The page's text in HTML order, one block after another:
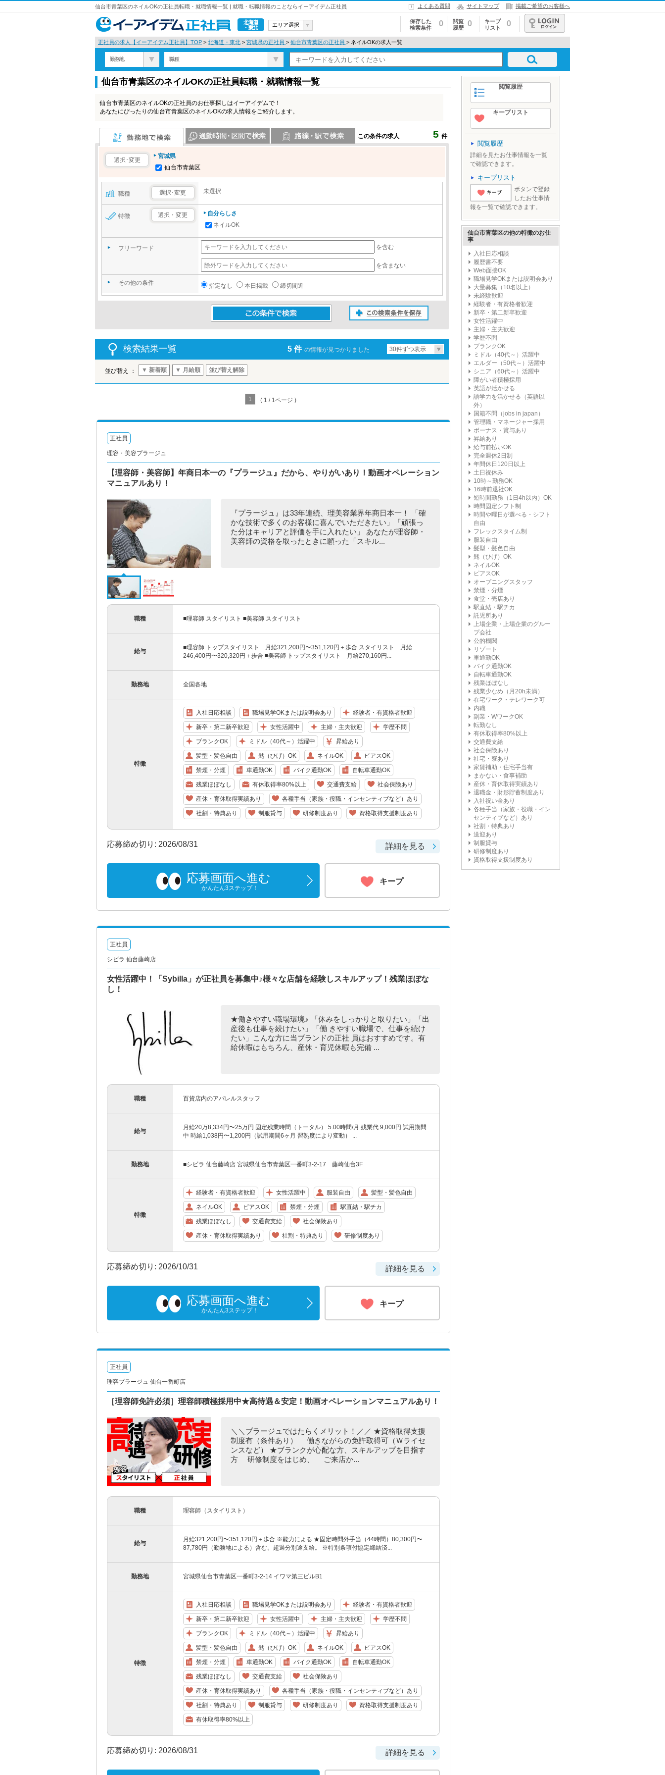
仙台市青葉区のネイルOKの正社員転職・就職情報一覧 | 就職・転職情報のことならイーアイデム正社員 よくある質問 サイトマップ 掲載ご希望のお客様へ
北海道・東
北
エリア選択
保存した
検索条件
0
閲覧
履歴
0
キープ
リスト
0
ログイン
正社員の求人【イーアイデム正社員】TOP > 北海道・東北 > 宮城県の正社員 > 仙台市青葉区の正社員 > ネイルOKの求人一覧
勤務地 職種
仙台市青葉区のネイルOKの正社員転職・就職情報一覧
仙台市青葉区のネイルOKの正社員のお仕事探しはイーアイデムで！
あなたにぴったりの仙台市青葉区のネイルOKの求人情報をご紹介します。
この条件の求人 5 件
選択･変更
宮城県
仙台市青葉区
職種 選択･変更 未選択
特徴 選択・変更
自分らしさ
ネイルOK
フリーワード を含む
を含まない
その他の条件 指定なし 本日掲載 締切間近
検索結果一覧 5 件 の情報が見つかりました 30件ずつ表示
並び替え ： ▼ 新着順 ▼ 月給順 並び替え解除
1 ( 1 / 1ページ )
正社員
理容・美容プラージュ
【理容師・美容師】年商日本一の『プラージュ』だから、やりがいあり！動画オペレーション
マニュアルあり！
『プラージュ』は33年連続、理美容業界年商日本一！ 「確
かな技術で多くのお客様に喜んでいただきたい」「頑張っ
た分はキャリアと評価を手に入れたい」 あなたが理容師・
美容師の資格を取ったときに願った「スキル...
職種 ■理容師 スタイリスト ■美容師 スタイリスト
給与
■理容師 トップスタイリスト 月給321,200円〜351,120円＋歩合 スタイリスト 月給
246,400円〜320,320円＋歩合 ■美容師 トップスタイリスト 月給270,160円...
勤務地 全国各地
特徴
入社日応相談 職場見学OKまたは説明会あり 経験者・有資格者歓迎
新卒・第二新卒歓迎 女性活躍中 主婦・主夫歓迎 学歴不問
ブランクOK ミドル（40代～）活躍中 昇給あり
髪型・髪色自由 髭（ひげ）OK ネイルOK ピアスOK
禁煙・分煙 車通勤OK バイク通勤OK 自転車通勤OK
残業ほぼなし 有休取得率80%以上 交通費支給 社会保険あり
産休・育休取得実績あり 各種手当（家族・役職・インセンティブなど）あり
社割・特典あり 制服貸与 研修制度あり 資格取得支援制度あり
応募締め切り: 2026/08/31 詳細を見る
応募画面へ進む
かんたん3ステップ！
キープ
正社員
シビラ 仙台藤崎店
女性活躍中！「Sybilla」が正社員を募集中♪様々な店舗を経験しスキルアップ！残業ほぼな
し！
★働きやすい職場環境♪ 「休みをしっかりと取りたい」「出
産後も仕事を続けたい」「働 きやすい職場で、仕事を続け
たい」こんな方に当ブランドの正社 員はおすすめです。有
給休暇はもちろん、産休・育児休暇も完備 ...
職種 百貨店内のアパレルスタッフ
給与
月給20万8,334円〜25万円 固定残業時間（トータル） 5.00時間/月 残業代 9,000円 試用期間
中 時給1,038円〜1,200円（試用期間6ヶ月 習熟度により変動） ...
勤務地 ■シビラ 仙台藤崎店 宮城県仙台市青葉区一番町3-2-17 藤崎仙台3F
特徴
経験者・有資格者歓迎 女性活躍中 服装自由 髪型・髪色自由
ネイルOK ピアスOK 禁煙・分煙 駅直結・駅チカ
残業ほぼなし 交通費支給 社会保険あり
産休・育休取得実績あり 社割・特典あり 研修制度あり
応募締め切り: 2026/10/31 詳細を見る
応募画面へ進む
かんたん3ステップ！
キープ
正社員
理容プラージュ 仙台一番町店
［理容師免許必須］理容師積極採用中★高待遇＆安定！動画オペレーションマニュアルあり！
＼＼プラージュではたらくメリット！／／ ★資格取得支援
制度有（条件あり） 働きながらの免許取得可（Ｗライセ
ンスなど） ★ブランクが心配な方、スキルアップを目指す
方 研修制度をはじめ、 ご来店か...
職種 理容師（スタイリスト）
給与
月給321,200円〜351,120円＋歩合 ※能力による ★固定時間外手当（44時間）80,300円〜
87,780円（勤務地による）含む。超過分別途支給。 ※特別条項付協定締結済...
勤務地 宮城県仙台市青葉区一番町3-2-14 イワマ第三ビルB1
特徴
入社日応相談 職場見学OKまたは説明会あり 経験者・有資格者歓迎
新卒・第二新卒歓迎 女性活躍中 主婦・主夫歓迎 学歴不問
ブランクOK ミドル（40代～）活躍中 昇給あり
髪型・髪色自由 髭（ひげ）OK ネイルOK ピアスOK
禁煙・分煙 車通勤OK バイク通勤OK 自転車通勤OK
残業ほぼなし 交通費支給 社会保険あり
産休・育休取得実績あり 各種手当（家族・役職・インセンティブなど）あり
社割・特典あり 制服貸与 研修制度あり 資格取得支援制度あり
有休取得率80%以上
応募締め切り: 2026/08/31 詳細を見る
閲覧履歴
キープリスト
閲覧履歴
詳細を見たお仕事情報を一覧
で確認できます。
キープリスト
'とりあえずキ
ボタンで登録
したお仕事情
報を一覧で確認できます。
仙台市青葉区の他の特徴のお仕
事
入社日応相談
履歴書不要
Web面接OK
職場見学OKまたは説明会あり
大量募集（10名以上）
未経験歓迎
経験者・有資格者歓迎
新卒・第二新卒歓迎
女性活躍中
主婦・主夫歓迎
学歴不問
ブランクOK
ミドル（40代～）活躍中
エルダー（50代～）活躍中
シニア（60代～）活躍中
障がい者積極採用
英語が活かせる
語学力を活かせる（英語以
外）
国籍不問（jobs in japan）
管理職・マネージャー採用
ボーナス・賞与あり
昇給あり
給与前払いOK
完全週休2日制
年間休日120日以上
土日祝休み
10時～勤務OK
16時前退社OK
短時間勤務（1日4h以内）OK
時間固定シフト制
時間や曜日が選べる・シフト
自由
フレックスタイム制
服装自由
髪型・髪色自由
髭（ひげ）OK
ネイルOK
ピアスOK
オープニングスタッフ
禁煙・分煙
食堂・売店あり
駅直結・駅チカ
託児所あり
上場企業・上場企業のグルー
プ会社
公的機関
リゾート
車通勤OK
バイク通勤OK
自転車通勤OK
残業ほぼなし
残業少なめ（月20h未満）
在宅ワーク・テレワーク可
内職
副業・WワークOK
転勤なし
有休取得率80%以上
交通費支給
社会保険あり
社宅・寮あり
家賃補助・住宅手当有
まかない・食事補助
産休・育休取得実績あり
退職金・財形貯蓄制度あり
入社祝い金あり
各種手当（家族・役職・イン
センティブなど）あり
社割・特典あり
送迎あり
制服貸与
研修制度あり
資格取得支援制度あり